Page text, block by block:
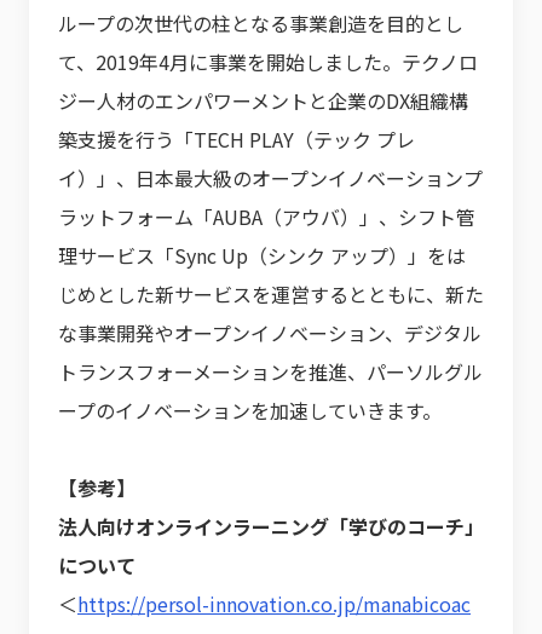
ループの次世代の柱となる事業創造を目的とし
て、2019年4月に事業を開始しました。テクノロ
ジー人材のエンパワーメントと企業のDX組織構
築支援を行う「TECH PLAY（テック プレ
イ）」、日本最大級のオープンイノベーションプ
ラットフォーム「AUBA（アウバ）」、シフト管
理サービス「Sync Up（シンク アップ）」をは
じめとした新サービスを運営するとともに、新た
な事業開発やオープンイノベーション、デジタル
トランスフォーメーションを推進、パーソルグル
ープのイノベーションを加速していきます。
【参考】
法人向けオンラインラーニング「学びのコーチ」
について
＜https://persol-innovation.co.jp/manabicoac